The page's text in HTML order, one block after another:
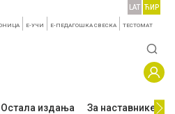
E-УЧИ Е-ПЕДАГОШКА СВЕСКА TЕСТОМАТ
LAT ЋИР
Остала издања За наставнике